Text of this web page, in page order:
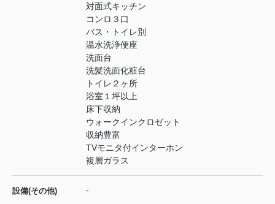
対面式キッチン
コンロ３口
バス・トイレ別
温水洗浄便座
洗面台
洗髪洗面化粧台
トイレ２ヶ所
浴室１坪以上
床下収納
ウォークインクロゼット
収納豊富
TVモニタ付インターホン
複層ガラス
設備(その他) -